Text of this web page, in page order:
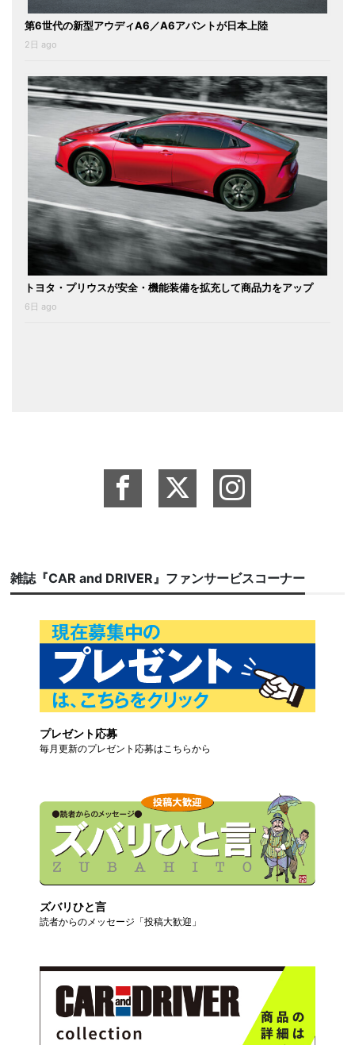
第6世代の新型アウディA6／A6アバントが日本上陸
2日 ago
トヨタ・プリウスが安全・機能装備を拡充して商品力をアップ
6日 ago
雑誌『CAR and DRIVER』ファンサービスコーナー
プレゼント応募
毎月更新のプレゼント応募はこちらから
ズバリひと言
読者からのメッセージ「投稿大歓迎」